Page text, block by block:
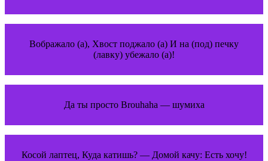
Вображало (а), Хвост поджало (а) И на (под) печку
(лавку) убежало (а)!
Да ты просто Brouhaha — шумиха
Косой лаптец, Куда катишь? — Домой качу: Есть хочу!